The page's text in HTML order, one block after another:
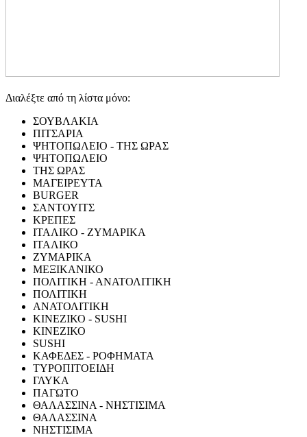
Διαλέξτε από τη λίστα μόνο:
ΣΟΥΒΛΑΚΙΑ
ΠΙΤΣΑΡΙΑ
ΨΗΤΟΠΩΛΕΙΟ - ΤΗΣ ΩΡΑΣ
ΨΗΤΟΠΩΛΕΙΟ
ΤΗΣ ΩΡΑΣ
ΜΑΓΕΙΡΕΥΤΑ
BURGER
ΣΑΝΤΟΥΙΤΣ
ΚΡΕΠΕΣ
ΙΤΑΛΙΚΟ - ΖΥΜΑΡΙΚΑ
ΙΤΑΛΙΚΟ
ΖΥΜΑΡΙΚΑ
ΜΕΞΙΚΑΝΙΚΟ
ΠΟΛΙΤΙΚΗ - ΑΝΑΤΟΛΙΤΙΚΗ
ΠΟΛΙΤΙΚΗ
ΑΝΑΤΟΛΙΤΙΚΗ
ΚΙΝΕΖΙΚΟ - SUSHI
ΚΙΝΕΖΙΚΟ
SUSHI
ΚΑΦΕΔΕΣ - ΡΟΦΗΜΑΤΑ
ΤΥΡΟΠΙΤΟΕΙΔΗ
ΓΛΥΚΑ
ΠΑΓΩΤΟ
ΘΑΛΑΣΣΙΝΑ - ΝΗΣΤΙΣΙΜΑ
ΘΑΛΑΣΣΙΝΑ
ΝΗΣΤΙΣΙΜΑ